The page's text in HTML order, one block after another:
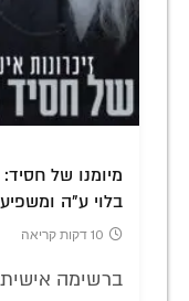
מיומנו של
בלוי ע"ה
10 דקות קריאה
ברשימה